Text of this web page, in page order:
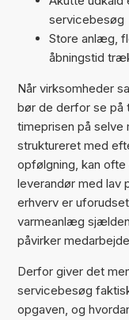
servicebesøg
Store anlæg,
åbningstid
Når virksomheder
bør de derfor se på
timeprisen på selve
struktureret med
opfølgning, kan
leverandør med lav
erhverv er
varmeanlæg
påvirker
Derfor giver det
servicebesøg
opgaven, og